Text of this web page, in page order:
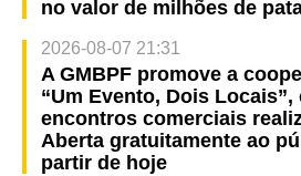
no valor de milhões de
2026-08-07 21:31
A GMBPF promove a
“Um Evento, Dois Locais”,
encontros comerciais
Aberta gratuitamente ao
partir de hoje